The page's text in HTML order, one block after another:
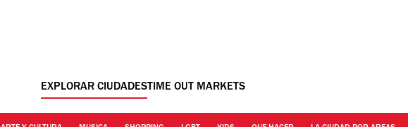
EXPLORAR CIUDADESTIME OUT MARKETS